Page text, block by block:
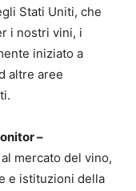
Stati Uniti, che
i nostri vini, i
iniziato a
altre aree
–
mercato del vino,
e istituzioni della